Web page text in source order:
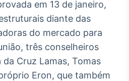
Broadcast
Radar
Monitoramento
notícias e
em 13 de janeiro,
diante das
do mercado para
três conselheiros
Cruz Lamas, Tomas
Eron, que também